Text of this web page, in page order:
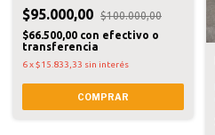
$95.000,00
$100.000,00
$66.500,00 con efectivo o
transferencia
6x$15.833,33 sin interés
COMPRAR